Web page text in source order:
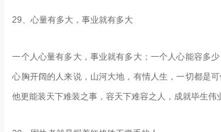
29、心量有多大，事业就有多大
一个人心量有多大，事业就有多大；一个人心能容多
心胸开阔的人来说，山河大地，有情人生，一切都是可
他更能装天下难装之事，容天下难容之人，成就毕生伟